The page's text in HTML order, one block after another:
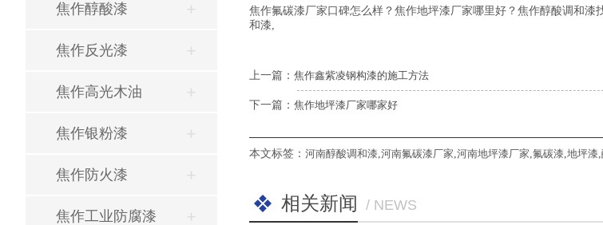
焦作醇酸漆
焦作反光漆
焦作高光木油
焦作银粉漆
焦作防火漆
焦作工业防腐漆
焦作氟碳漆厂家口碑怎么样？焦作地坪漆厂家哪里好？焦作醇酸调和
和漆,
上一篇： 焦作鑫紫凌钢构漆的施工方法
下一篇： 焦作地坪漆厂家哪家好
本文标签： 河南醇酸调和漆 河南氟碳漆厂家 河南地坪漆厂家 氟碳漆 地坪漆
相关新闻 / NEWS